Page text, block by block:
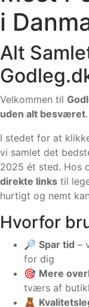
i
Alt
Velkommen til
uden alt besværet.
I stedet for at
vi samlet det
2025 ét sted. Hos
direkte links til
hurtigt og nemt
Hvorfor
🔎 Spar tid –
for dig
🎯 Mere
tværs af
🧸